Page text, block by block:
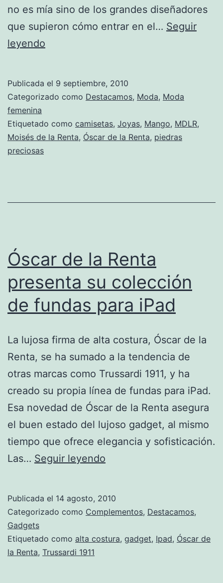
no es mía sino de los grandes diseñadores
que supieron cómo entrar en el… Seguir
leyendo
de
Renta
y
Publicada el 9 septiembre, 2010
Categorizado como Destacamos, Moda, Moda
femenina
Etiquetado como camisetas, Joyas, Mango, MDLR,
Moisés de la Renta, Óscar de la Renta, piedras
preciosas
Óscar de la Renta
presenta su colección
de fundas para iPad
La lujosa firma de alta costura, Óscar de la
Renta, se ha sumado a la tendencia de
otras marcas como Trussardi 1911, y ha
creado su propia línea de fundas para iPad.
Esa novedad de Óscar de la Renta asegura
el buen estado del lujoso gadget, al mismo
tiempo que ofrece elegancia y sofisticación.
Las… Seguir leyendo
Renta
su
Publicada el 14 agosto, 2010
Categorizado como Complementos, Destacamos,
Gadgets
Etiquetado como alta costura, gadget, Ipad, Óscar de
la Renta, Trussardi 1911